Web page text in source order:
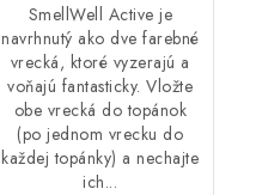
SmellWell Active je
navrhnutý ako dve farebné
vrecká, ktoré vyzerajú a
voňajú fantasticky. Vložte
obe vrecká do topánok
(po jednom vrecku do
každej topánky) a nechajte
ich...